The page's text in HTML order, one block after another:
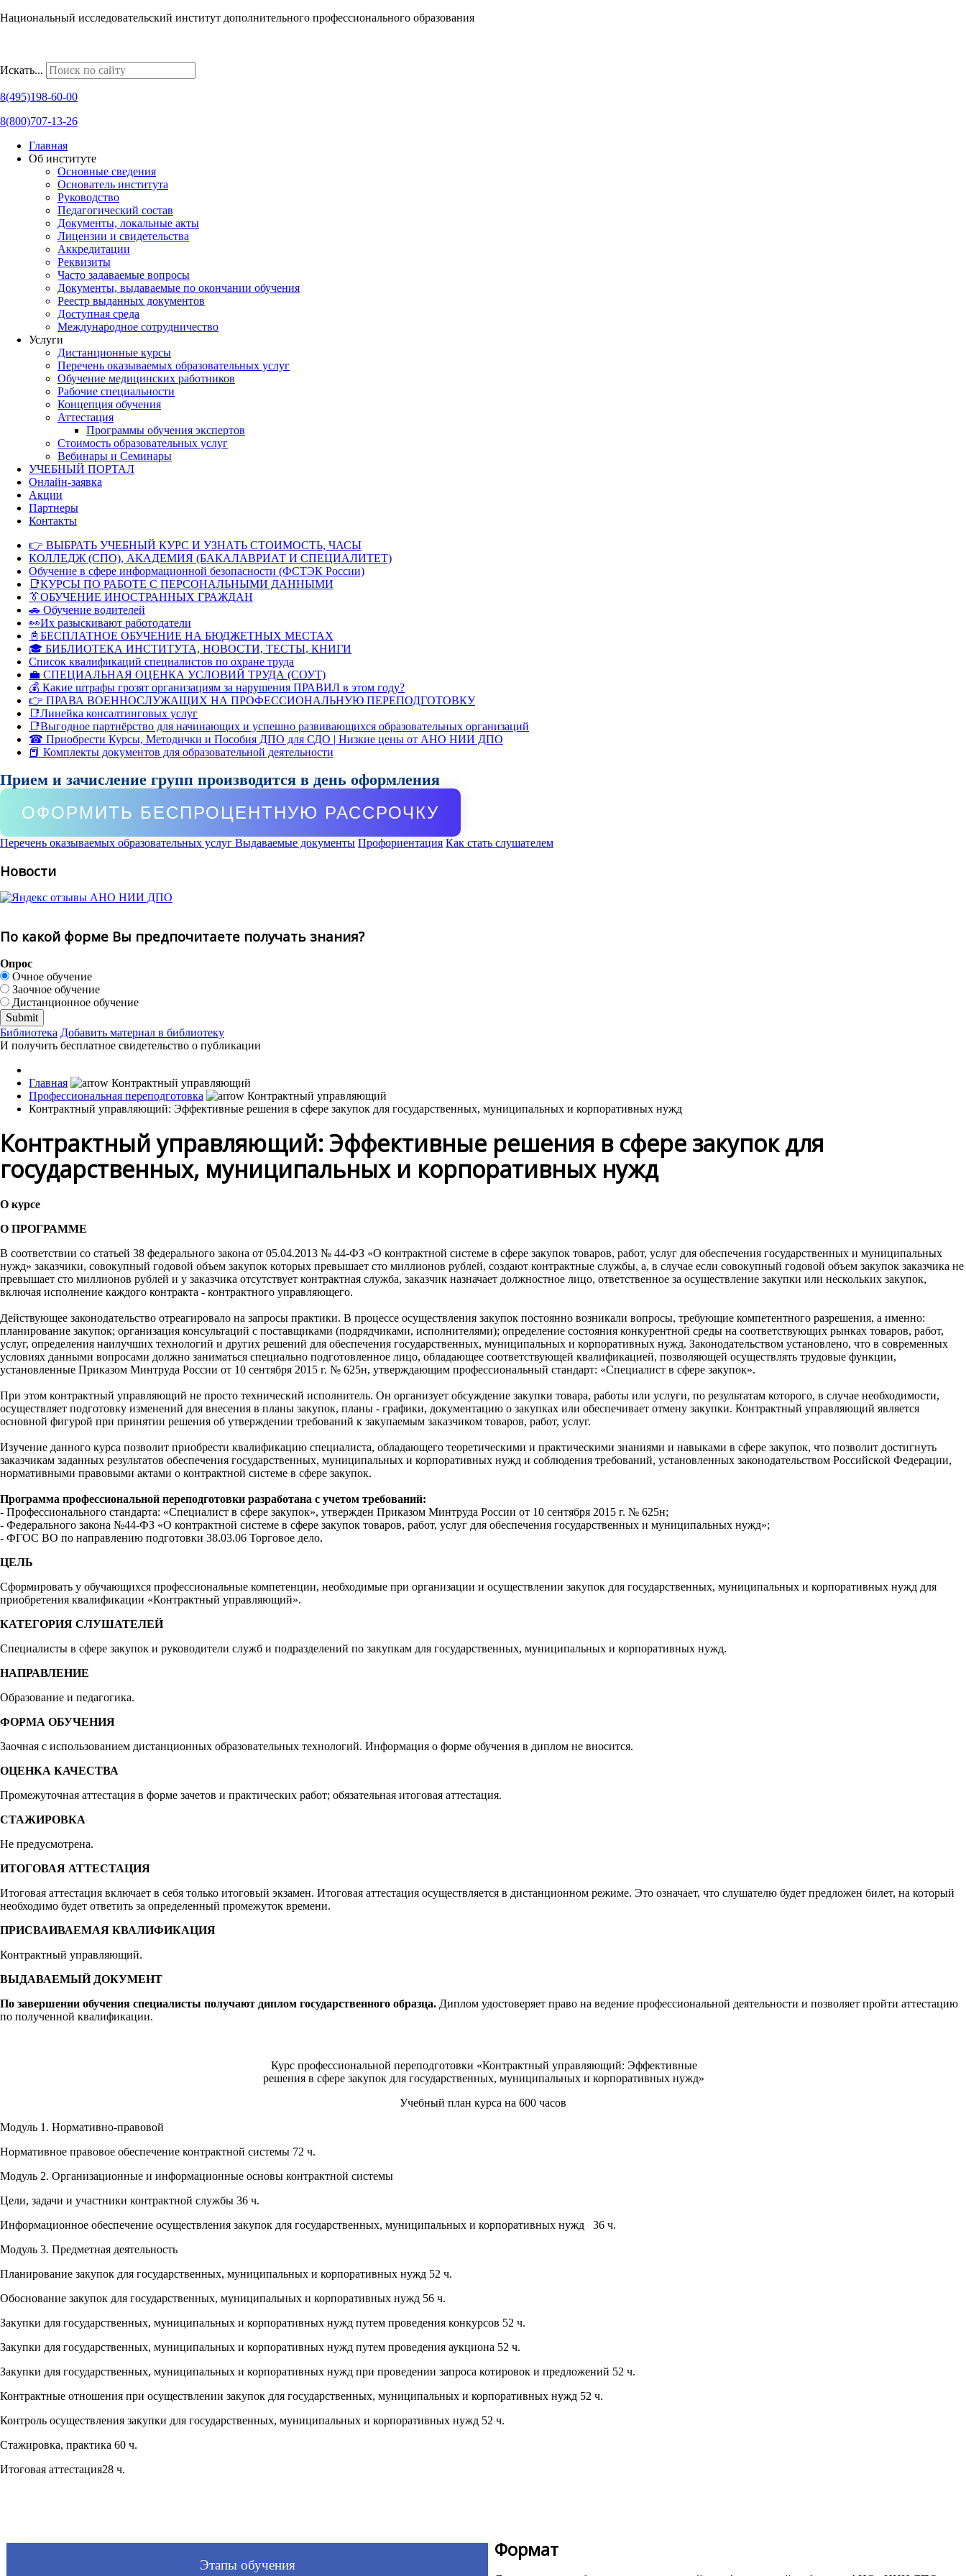
Национальный исследовательский институт дополнительного профессионального образования
Искать...
8(495)198-60-00
8(800)707-13-26
Главная
Об институте
Основные сведения
Основатель института
Руководство
Педагогический состав
Документы, локальные акты
Лицензии и свидетельства
Аккредитации
Реквизиты
Часто задаваемые вопросы
Документы, выдаваемые по окончании обучения
Реестр выданных документов
Доступная среда
Международное сотрудничество
Услуги
Дистанционные курсы
Перечень оказываемых образовательных услуг
Обучение медицинских работников
Рабочие специальности
Концепция обучения
Аттестация
Программы обучения экспертов
Стоимость образовательных услуг
Вебинары и Семинары
УЧЕБНЫЙ ПОРТАЛ
Онлайн-заявка
Акции
Партнеры
Контакты
👉 ВЫБРАТЬ УЧЕБНЫЙ КУРС И УЗНАТЬ СТОИМОСТЬ, ЧАСЫ
КОЛЛЕДЖ (СПО), АКАДЕМИЯ (БАКАЛАВРИАТ И СПЕЦИАЛИТЕТ)
Обучение в сфере информационной безопасности (ФСТЭК России)
📑КУРСЫ ПО РАБОТЕ С ПЕРСОНАЛЬНЫМИ ДАННЫМИ
👔ОБУЧЕНИЕ ИНОСТРАННЫХ ГРАЖДАН
🚗 Обучение водителей
👀Их разыскивают работодатели
📓БЕСПЛАТНОЕ ОБУЧЕНИЕ НА БЮДЖЕТНЫХ МЕСТАХ
🎓 БИБЛИОТЕКА ИНСТИТУТА, НОВОСТИ, ТЕСТЫ, КНИГИ
Список квалификаций специалистов по охране труда
💼 СПЕЦИАЛЬНАЯ ОЦЕНКА УСЛОВИЙ ТРУДА (СОУТ)
💰 Какие штрафы грозят организациям за нарушения ПРАВИЛ в этом году?
👉 ПРАВА ВОЕННОСЛУЖАЩИХ НА ПРОФЕССИОНАЛЬНУЮ ПЕРЕПОДГОТОВКУ
📑Линейка консалтинговых услуг
📑Выгодное партнёрство для начинающих и успешно развивающихся образовательных организаций
☎ Приобрести Курсы, Методички и Пособия ДПО для СДО | Низкие цены от АНО НИИ ДПО
📕 Комплекты документов для образовательной деятельности
Прием и зачисление групп производится в день оформления
ОФОРМИТЬ БЕСПРОЦЕНТНУЮ РАССРОЧКУ
Перечень оказываемых образовательных услуг Выдаваемые документы Профориентация Как стать слушателем
Новости
По какой форме Вы предпочитаете получать знания?
Опрос
Очное обучение
Заочное обучение
Дистанционное обучение
Библиотека Добавить материал в библиотеку
И получить бесплатное свидетельство о публикации
Главная
Профессиональная переподготовка
Контрактный управляющий: Эффективные решения в сфере закупок для государственных, муниципальных и корпоративных нужд
Контрактный управляющий: Эффективные решения в сфере закупок для
государственных, муниципальных и корпоративных нужд
О курсе
О ПРОГРАММЕ
В соответствии со статьей 38 федерального закона от 05.04.2013 № 44-ФЗ «О контрактной системе в сфере закупок товаров, работ, услуг для обеспечения государственных и муниципальных
нужд» заказчики, совокупный годовой объем закупок которых превышает сто миллионов рублей, создают контрактные службы, а, в случае если совокупный годовой объем закупок заказчика не
превышает сто миллионов рублей и у заказчика отсутствует контрактная служба, заказчик назначает должностное лицо, ответственное за осуществление закупки или нескольких закупок,
включая исполнение каждого контракта - контрактного управляющего.
Действующее законодательство отреагировало на запросы практики. В процессе осуществления закупок постоянно возникали вопросы, требующие компетентного разрешения, а именно:
планирование закупок; организация консультаций с поставщиками (подрядчиками, исполнителями); определение состояния конкурентной среды на соответствующих рынках товаров, работ,
услуг, определения наилучших технологий и других решений для обеспечения государственных, муниципальных и корпоративных нужд. Законодательством установлено, что в современных
условиях данными вопросами должно заниматься специально подготовленное лицо, обладающее соответствующей квалификацией, позволяющей осуществлять трудовые функции,
установленные Приказом Минтруда России от 10 сентября 2015 г. № 625н, утверждающим профессиональный стандарт: «Специалист в сфере закупок».
При этом контрактный управляющий не просто технический исполнитель. Он организует обсуждение закупки товара, работы или услуги, по результатам которого, в случае необходимости,
осуществляет подготовку изменений для внесения в планы закупок, планы - графики, документацию о закупках или обеспечивает отмену закупки. Контрактный управляющий является
основной фигурой при принятии решения об утверждении требований к закупаемым заказчиком товаров, работ, услуг.
Изучение данного курса позволит приобрести квалификацию специалиста, обладающего теоретическими и практическими знаниями и навыками в сфере закупок, что позволит достигнуть
заказчикам заданных результатов обеспечения государственных, муниципальных и корпоративных нужд и соблюдения требований, установленных законодательством Российской Федерации,
нормативными правовыми актами о контрактной системе в сфере закупок.
Программа профессиональной переподготовки разработана с учетом требований:
- Профессионального стандарта: «Специалист в сфере закупок», утвержден Приказом Минтруда России от 10 сентября 2015 г. № 625н;
- Федерального закона №44-ФЗ «О контрактной системе в сфере закупок товаров, работ, услуг для обеспечения государственных и муниципальных нужд»;
- ФГОС ВО по направлению подготовки 38.03.06 Торговое дело.
ЦЕЛЬ
Сформировать у обучающихся профессиональные компетенции, необходимые при организации и осуществлении закупок для государственных, муниципальных и корпоративных нужд для
приобретения квалификации «Контрактный управляющий».
КАТЕГОРИЯ СЛУШАТЕЛЕЙ
Специалисты в сфере закупок и руководители служб и подразделений по закупкам для государственных, муниципальных и корпоративных нужд.
НАПРАВЛЕНИЕ
Образование и педагогика.
ФОРМА ОБУЧЕНИЯ
Заочная с использованием дистанционных образовательных технологий. Информация о форме обучения в диплом не вносится.
ОЦЕНКА КАЧЕСТВА
Промежуточная аттестация в форме зачетов и практических работ; обязательная итоговая аттестация.
СТАЖИРОВКА
Не предусмотрена.
ИТОГОВАЯ АТТЕСТАЦИЯ
Итоговая аттестация включает в себя только итоговый экзамен. Итоговая аттестация осуществляется в дистанционном режиме. Это означает, что слушателю будет предложен билет, на который
необходимо будет ответить за определенный промежуток времени.
ПРИСВАИВАЕМАЯ КВАЛИФИКАЦИЯ
Контрактный управляющий.
ВЫДАВАЕМЫЙ ДОКУМЕНТ
По завершении обучения специалисты получают диплом государственного образца. Диплом удостоверяет право на ведение профессиональной деятельности и позволяет пройти аттестацию
по полученной квалификации.
Курс профессиональной переподготовки «Контрактный управляющий: Эффективные
решения в сфере закупок для государственных, муниципальных и корпоративных нужд»
Учебный план курса на 600 часов
Модуль 1. Нормативно-правовой
Нормативное правовое обеспечение контрактной системы 72 ч.
Модуль 2. Организационные и информационные основы контрактной системы
Цели, задачи и участники контрактной службы 36 ч.
Информационное обеспечение осуществления закупок для государственных, муниципальных и корпоративных нужд 36 ч.
Модуль 3. Предметная деятельность
Планирование закупок для государственных, муниципальных и корпоративных нужд 52 ч.
Обоснование закупок для государственных, муниципальных и корпоративных нужд 56 ч.
Закупки для государственных, муниципальных и корпоративных нужд путем проведения конкурсов 52 ч.
Закупки для государственных, муниципальных и корпоративных нужд путем проведения аукциона 52 ч.
Закупки для государственных, муниципальных и корпоративных нужд при проведении запроса котировок и предложений 52 ч.
Контрактные отношения при осуществлении закупок для государственных, муниципальных и корпоративных нужд 52 ч.
Контроль осуществления закупки для государственных, муниципальных и корпоративных нужд 52 ч.
Стажировка, практика 60 ч.
Итоговая аттестация28 ч.
Этапы обучения
Формат